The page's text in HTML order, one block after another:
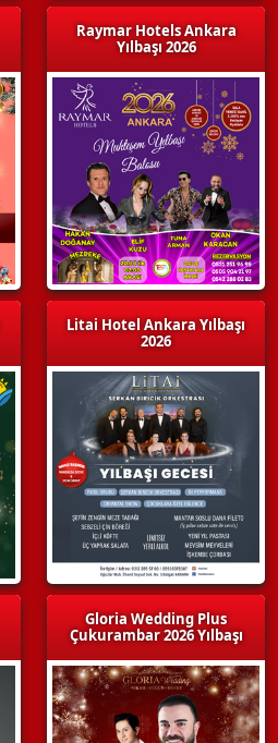
Raymar Hotels Ankara
Yılbaşı 2026
Litai Hotel Ankara Yılbaşı
2026
Gloria Wedding Plus
Çukurambar 2026 Yılbaşı